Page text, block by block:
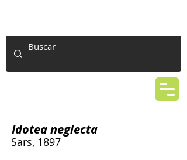
Idotea neglecta
Sars, 1897